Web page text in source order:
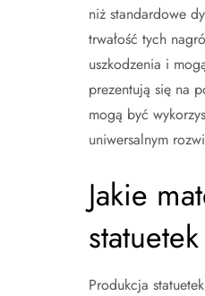
niż standardowe
trwałość tych
uszkodzenia i
prezentują się na
mogą być
uniwersalnym
Jakie
Produkcja